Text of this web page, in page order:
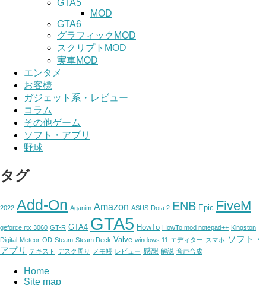
GTA5
MOD
GTA6
グラフィックMOD
スクリプトMOD
実車MOD
エンタメ
お客様
ガジェット系・レビュー
コラム
その他ゲーム
ソフト・アプリ
野球
タグ
2022 Add-On Aganim Amazon ASUS Dota 2 ENB Epic FiveM
geforce rtx 3060 GT-R GTA4 GTA5 HowTo HowTo mod notepad++ Kingston
Digital Meteor OD Steam Steam Deck Valve windows 11 エディター スマホ ソフト・
アプリ
テキスト デスク周り メモ帳 レビュー 感想 解説 音声合成
Home
Site map